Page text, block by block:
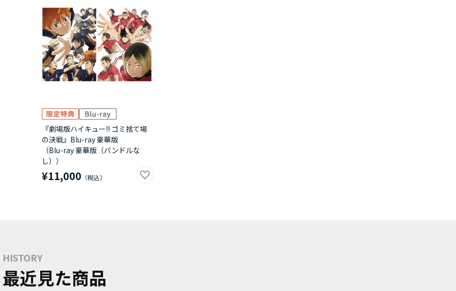
『劇場版ハイキュー!! ゴミ捨て場
の決戦』Blu-ray 豪華版
（Blu-ray 豪華版（バンドルな
し））
¥11,000
HISTORY
最近見た商品